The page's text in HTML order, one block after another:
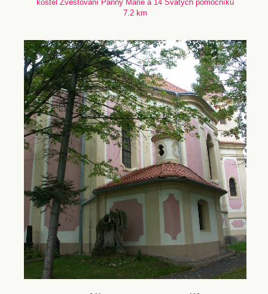
kostel Zvěstování Panny Marie a 14 Svatých pomocníků
7.2 km